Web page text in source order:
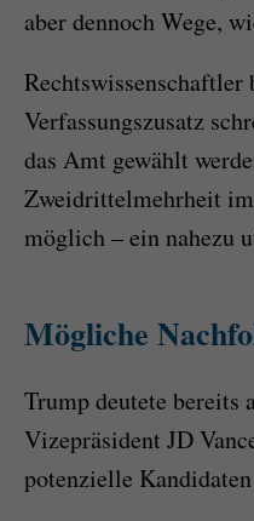
aber dennoch Wege,
Verfassungszusatz
das Amt gewählt
Zweidrittelmehrheit im
möglich – ein nahezu
Mögliche
Trump deutete bereits
Vizepräsident JD
potenzielle